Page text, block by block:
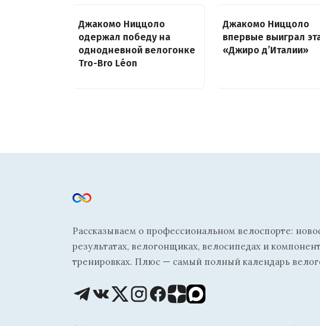
Джакомо Ниццоло
одержал победу на
однодневной велогонке
Tro-Bro Léon
Джакомо Ниццоло
впервые выиграл
«Джиро д’Италии»
Рассказываем о профессиональном велоспорте:
результатах, велогонщиках, велосипедах и
тренировках. Плюс — самый полный календарь